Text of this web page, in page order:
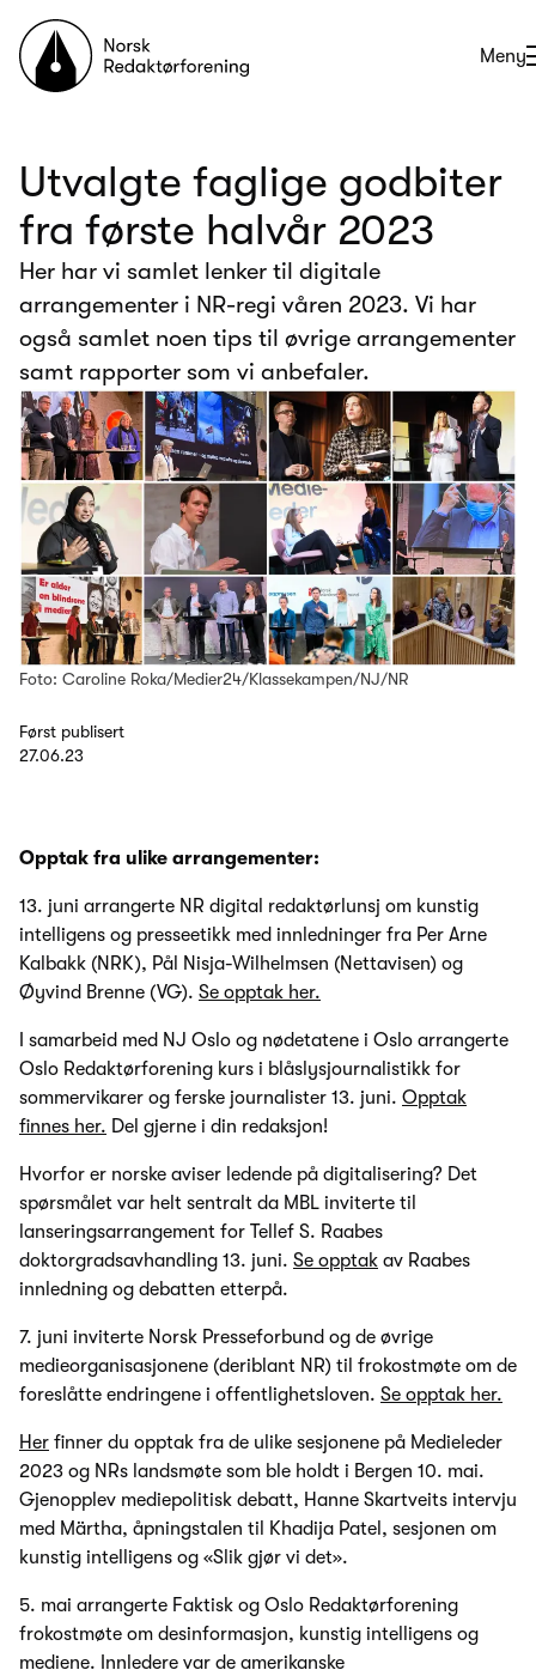
Til forsiden
Åpne
Meny
Utvalgte faglige godbiter
fra første halvår 2023
Her har vi samlet lenker til digitale
arrangementer i NR-regi våren 2023. Vi har
også samlet noen tips til øvrige arrangementer
samt rapporter som vi anbefaler.
Foto: Caroline Roka/Medier24/Klassekampen/NJ/NR
Først publisert
27.06.23
Opptak fra ulike arrangementer:
13. juni arrangerte NR digital redaktørlunsj om kunstig
intelligens og presseetikk med innledninger fra Per Arne
Kalbakk (NRK), Pål Nisja-Wilhelmsen (Nettavisen) og
Øyvind Brenne (VG). Se opptak her.
I samarbeid med NJ Oslo og nødetatene i Oslo arrangerte
Oslo Redaktørforening kurs i blåslysjournalistikk for
sommervikarer og ferske journalister 13. juni. Opptak
finnes her. Del gjerne i din redaksjon!
Hvorfor er norske aviser ledende på digitalisering? Det
spørsmålet var helt sentralt da MBL inviterte til
lanseringsarrangement for Tellef S. Raabes
doktorgradsavhandling 13. juni. Se opptak av Raabes
innledning og debatten etterpå.
7. juni inviterte Norsk Presseforbund og de øvrige
medieorganisasjonene (deriblant NR) til frokostmøte om de
foreslåtte endringene i offentlighetsloven. Se opptak her.
Her finner du opptak fra de ulike sesjonene på Medieleder
2023 og NRs landsmøte som ble holdt i Bergen 10. mai.
Gjenopplev mediepolitisk debatt, Hanne Skartveits intervju
med Märtha, åpningstalen til Khadija Patel, sesjonen om
kunstig intelligens og «Slik gjør vi det».
5. mai arrangerte Faktisk og Oslo Redaktørforening
frokostmøte om desinformasjon, kunstig intelligens og
mediene. Innledere var de amerikanske